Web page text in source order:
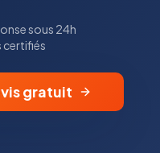
sous 24h
certifiés
gratuit